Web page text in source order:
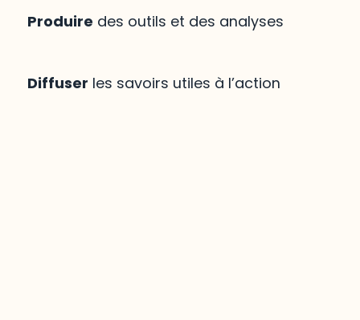
Produire des outils et des analyses
Diffuser les savoirs utiles à l’action